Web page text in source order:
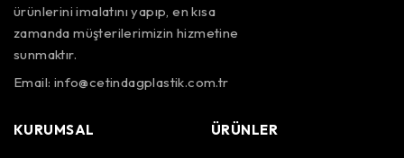
ürünlerini imalatını yapıp, en kısa
zamanda müşterilerimizin hizmetine
sunmaktır.
Email: info@cetindagplastik.com.tr
KURUMSAL ÜRÜNLER